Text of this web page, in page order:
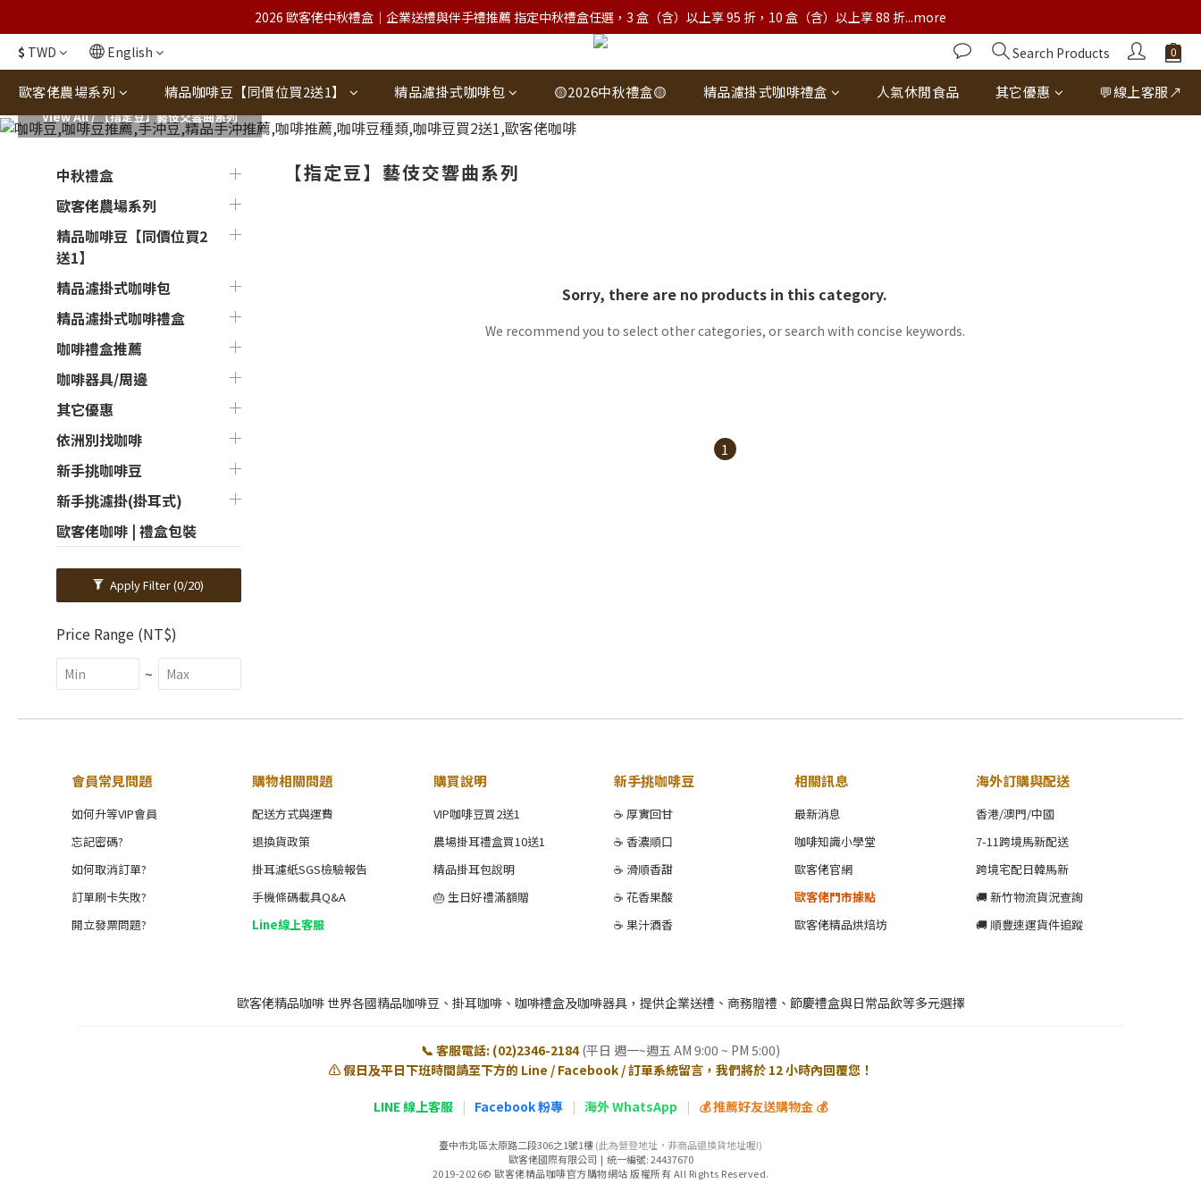
2026 歐客佬中秋禮盒｜企業送禮與伴手禮推薦 指定中秋禮盒任選，3 盒（含）以上享 95 折，10 盒（含）以上享 88 折...more
$ TWD English Search Products
歐客佬農場系列 精品咖啡豆【同價位買2送1】 精品濾掛式咖啡包 🟡2026中秋禮盒🟡 精品濾掛式咖啡禮盒 人氣休閒食品 其它優惠 💬線上客服↗
View All/【指定豆】藝伎交響曲系列
中秋禮盒
歐客佬農場系列
精品咖啡豆【同價位買2
送1】
精品濾掛式咖啡包
精品濾掛式咖啡禮盒
咖啡禮盒推薦
咖啡器具/周邊
其它優惠
依洲別找咖啡
新手挑咖啡豆
新手挑濾掛(掛耳式)
歐客佬咖啡 | 禮盒包裝
Apply Filter(0/20)
Price Range (NT$)
~
【指定豆】藝伎交響曲系列
Sorry, there are no products in this category.
We recommend you to select other categories, or search with concise keywords.
1
會員常見問題
如何升等VIP會員
忘記密碼?
如何取消訂單?
訂單刷卡失敗?
開立發票問題?
購物相關問題
配送方式與運費
退換貨政策
掛耳濾紙SGS檢驗報告
手機條碼載具Q&A
Line線上客服
購買說明
VIP咖啡豆買2送1
農場掛耳禮盒買10送1
精品掛耳包說明
🎂 生日好禮滿額贈
新手挑咖啡豆
☕ 厚實回甘
☕ 香濃順口
☕ 滑順香甜
☕ 花香果酸
☕ 果汁酒香
相關訊息
最新消息
咖啡知識小學堂
歐客佬官網
歐客佬門市據點
歐客佬精品烘焙坊
海外訂購與配送
香港/澳門/中國
7-11跨境馬新配送
跨境宅配日韓馬新
🚚 新竹物流貨況查詢
🚚 順豐速運貨件追蹤
歐客佬精品咖啡 世界各國精品咖啡豆、掛耳咖啡、咖啡禮盒及咖啡器具，提供企業送禮、商務贈禮、節慶禮盒與日常品飲等多元選擇
📞 客服電話: (02)2346-2184 (平日 週一~週五 AM 9:00 ~ PM 5:00)
⚠️ 假日及平日下班時間請至下方的 Line / Facebook / 訂單系統留言，我們將於 12 小時內回覆您！
LINE 線上客服 | Facebook 粉專 | 海外 WhatsApp | 💰 推薦好友送購物金 💰
臺中市北區太原路二段306之1號1樓(此為營登地址，非商品退換貨地址喔!)
歐客佬國際有限公司 | 統一編號: 24437670
2019-2026© 歐客佬精品咖啡官方購物網站 版權所有 All Rights Reserved.